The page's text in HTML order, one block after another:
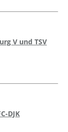
V und TSV
DJK